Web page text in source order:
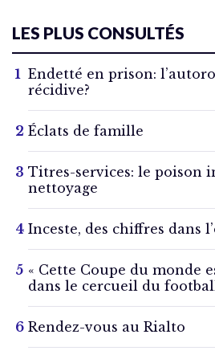
LES PLUS CONSULTÉS
Endetté en prison:
récidive?
Éclats de famille
Titres-services: le poison
nettoyage
Inceste, des chiffres dans
« Cette Coupe du monde
dans le cercueil du
Rendez-vous au Rialto